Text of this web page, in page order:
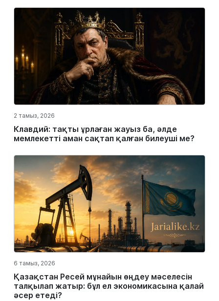
2 тамыз, 2026
Клавдий: тақты ұрлаған жауыз ба, әлде
мемлекетті аман сақтап қалған билеуші ме?
6 тамыз, 2026
Қазақстан Ресей мұнайын өңдеу мәселесін
талқылап жатыр: бұл ел экономикасына қалай
әсер етеді?